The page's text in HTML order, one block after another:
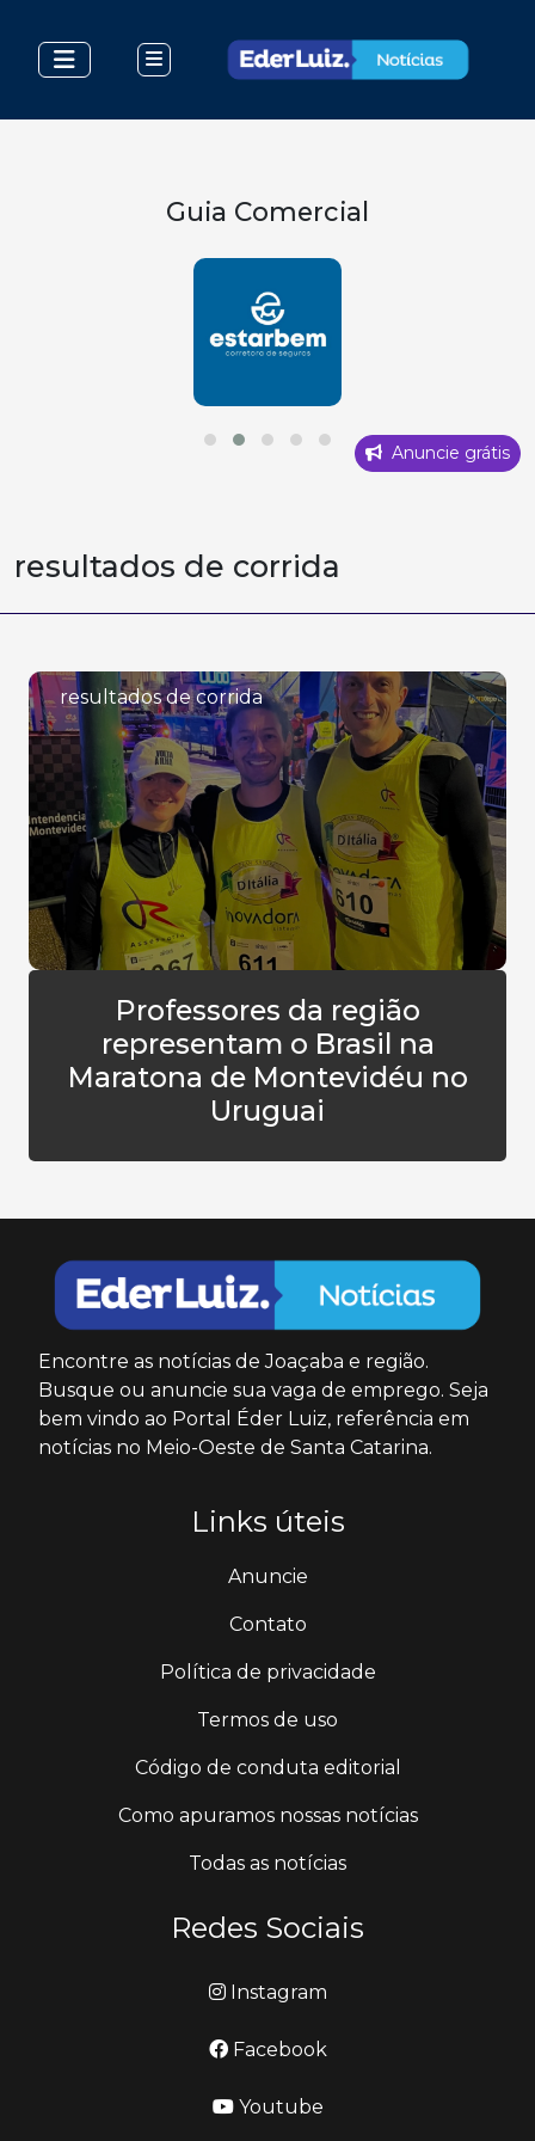
Guia Comercial
Anuncie grátis
resultados de corrida
resultados de corrida
Professores da região
representam o Brasil na
Maratona de Montevidéu no
Uruguai
Encontre as notícias de Joaçaba e região.
Busque ou anuncie sua vaga de emprego. Seja
bem vindo ao Portal Éder Luiz, referência em
notícias no Meio-Oeste de Santa Catarina.
Links úteis
Anuncie
Contato
Política de privacidade
Termos de uso
Código de conduta editorial
Como apuramos nossas notícias
Todas as notícias
Redes Sociais
Instagram
Facebook
Youtube